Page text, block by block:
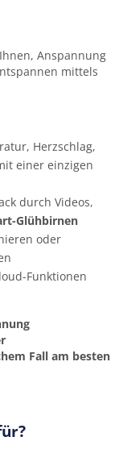
Anspannung
mittels
Herzschlag,
einer einzigen
durch Videos,
Glühbirnen
oder
Funktionen
Fall am besten